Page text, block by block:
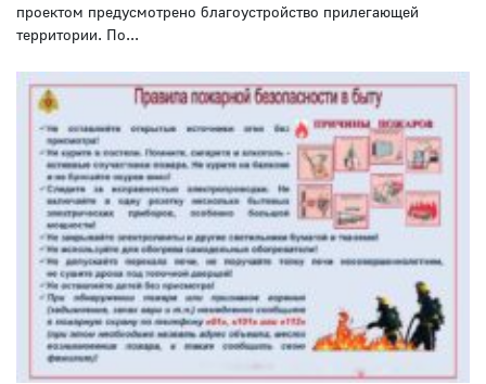
проектом предусмотрено благоустройство ⁣⁣прилегающей
территории⁣. По...